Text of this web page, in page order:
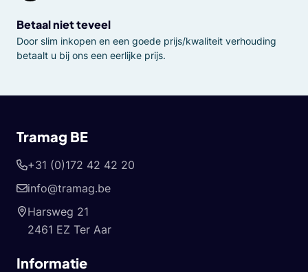
Betaal niet teveel
Door slim inkopen en een goede prijs/kwaliteit verhouding
betaalt u bij ons een eerlijke prijs.
Tramag BE
+31 (0)172 42 42 20
info@tramag.be
Harsweg 21
2461 EZ Ter Aar
Informatie